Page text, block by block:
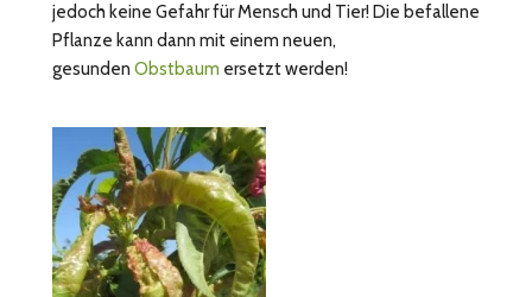
jedoch keine Gefahr für Mensch und Tier! Die befallene
Pflanze kann dann mit einem neuen,
gesunden Obstbaum ersetzt werden!